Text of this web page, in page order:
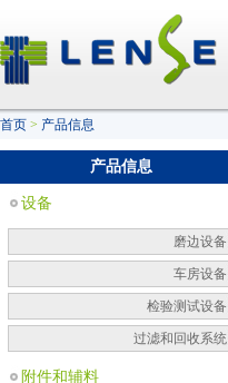
首页 > 产品信息
产品信息
设备
磨边设备
车房设备
检验测试设备
过滤和回收系统
附件和辅料